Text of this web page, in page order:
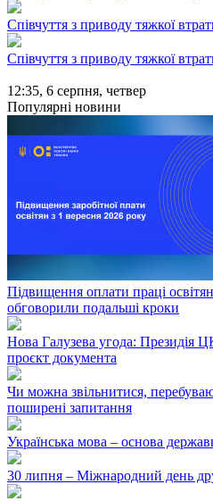
Співчуття з приводу тяжкої
Співчуття з приводу тяжкої
12:35, 6 серпня, четвер
Популярні новини
Підвищення оплати праці
обговорили подальші кроки
Нова Галузева угода: Президія
проєкт документа
Чи можна звільнитися,
поширені запитання
Українська мова – основа
30 липня – Міжнародний день